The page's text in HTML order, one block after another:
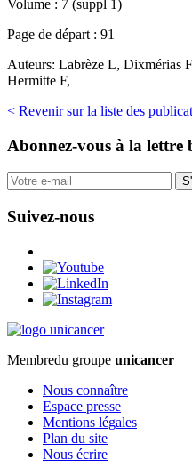
Volume : 7 (suppl 1)
Page de départ : 91
Auteurs: Labrèze L, Dixmérias
Hermitte F,
< Revenir sur la liste des
Abonnez-vous à la lettre
Suivez-nous
Membredu groupe unicancer
Nous connaître
Espace presse
Mentions légales
Plan du site
Nous écrire